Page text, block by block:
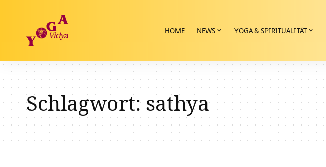
HOME NEWS YOGA & SPIRITUALITÄT
Schlagwort:sathya